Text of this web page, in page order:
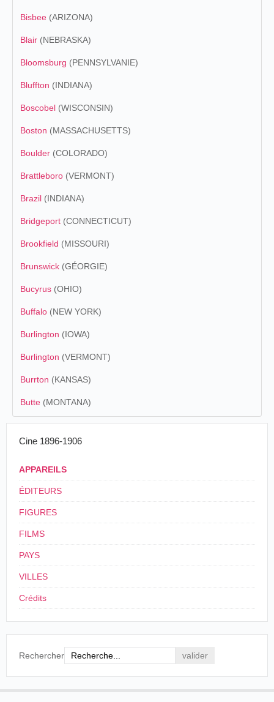
Bisbee (ARIZONA)
Blair (NEBRASKA)
Bloomsburg (PENNSYLVANIE)
Bluffton (INDIANA)
Boscobel (WISCONSIN)
Boston (MASSACHUSETTS)
Boulder (COLORADO)
Brattleboro (VERMONT)
Brazil (INDIANA)
Bridgeport (CONNECTICUT)
Brookfield (MISSOURI)
Brunswick (GÉORGIE)
Bucyrus (OHIO)
Buffalo (NEW YORK)
Burlington (IOWA)
Burlington (VERMONT)
Burrton (KANSAS)
Butte (MONTANA)
Cine 1896-1906
APPAREILS
ÉDITEURS
FIGURES
FILMS
PAYS
VILLES
Crédits
Rechercher